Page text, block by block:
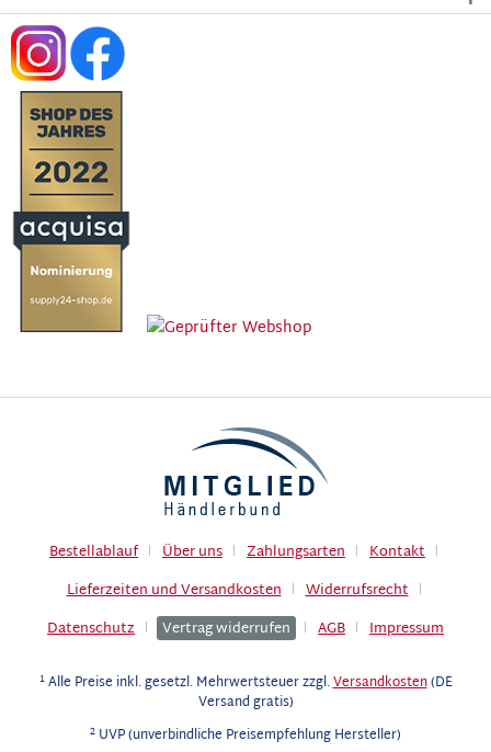
Bestellablauf Über uns Zahlungsarten
Kontakt
Lieferzeiten und Versandkosten
Widerrufsrecht
Datenschutz
Vertrag widerrufen AGB Impressum
1Alle Preise inkl. gesetzl. Mehrwertsteuer zzgl.Versandkosten(DE
Versand gratis)
2 UVP (unverbindliche Preisempfehlung Hersteller)